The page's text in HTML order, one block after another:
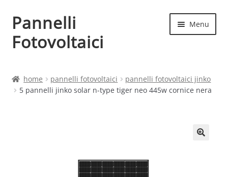
Vai
alla
navigazione
Vai
al
contenuto
Pannelli
Fotovoltaici
Menu
Cart
home pannelli fotovoltaici
pannelli fotovoltaici jinko
5 pannelli jinko solar n-type tiger neo 445w cornice nera